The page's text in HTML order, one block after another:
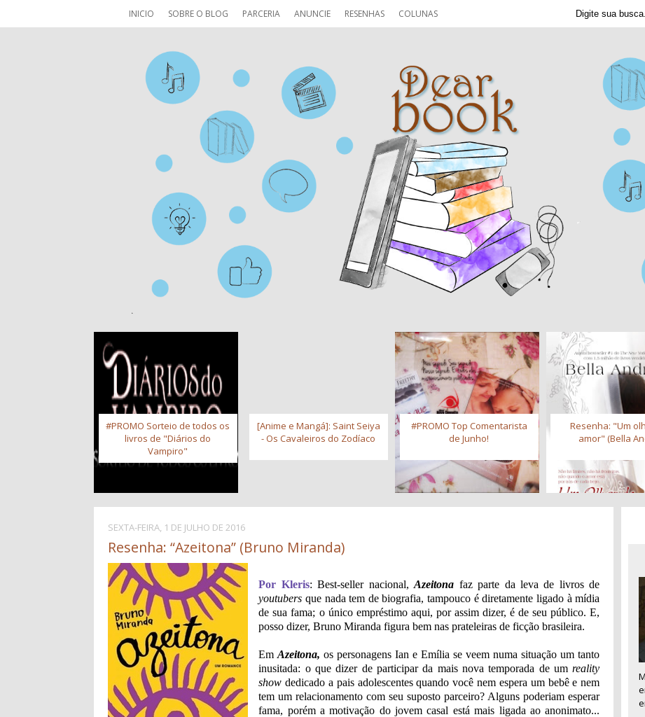
INICIO SOBRE O BLOG PARCERIA ANUNCIE RESENHAS COLUNAS
#PROMO Sorteio de todos os
livros de "Diários do
Vampiro"
[Anime e Mangá]: Saint Seiya
- Os Cavaleiros do Zodíaco
#PROMO Top Comentarista
de Junho!
Resenha: "Um
amor" (Bella
SEXTA-FEIRA, 1 DE JULHO DE 2016
Resenha: “Azeitona” (Bruno Miranda)
Por Kleris: Best-seller nacional,Azeitona faz parte da leva de livros de
youtubers que nada tem de biografia, tampouco é diretamente ligado à mídia
de sua fama; o único empréstimo aqui, por assim dizer, é de seu público. E,
posso dizer, Bruno Miranda figura bem nas prateleiras de ficção brasileira.
EmAzeitona,os personagens Ian e Emília se veem numa situação um tanto
inusitada: o que dizer de participar da mais nova temporada de umreality
show dedicado a pais adolescentes quando você nem espera um bebê e nem
tem um relacionamento com seu suposto parceiro? Alguns poderiam esperar
fama, porém a motivação do jovem casal está mais ligada ao anonimato...